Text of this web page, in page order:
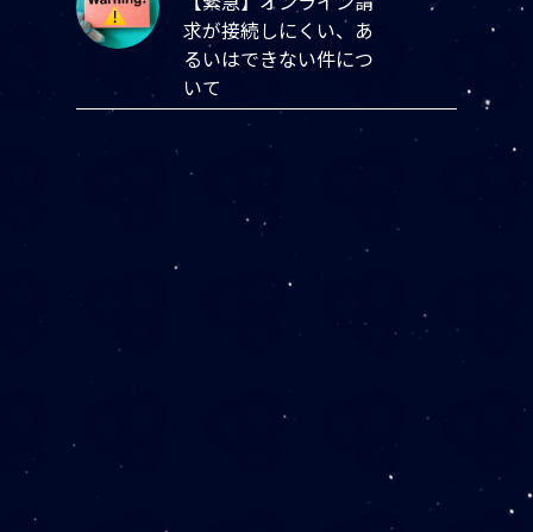
求が接続しにくい、あ
るいはできない件につ
いて
第73回Web前橋まつり
2021／配信を担当しま